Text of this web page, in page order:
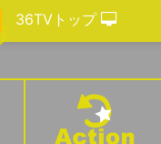
36TVトップ